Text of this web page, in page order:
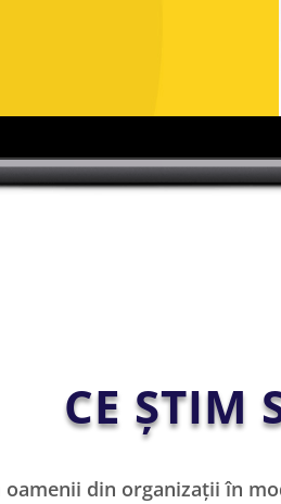
CE ȘTIM
oamenii din organizații în